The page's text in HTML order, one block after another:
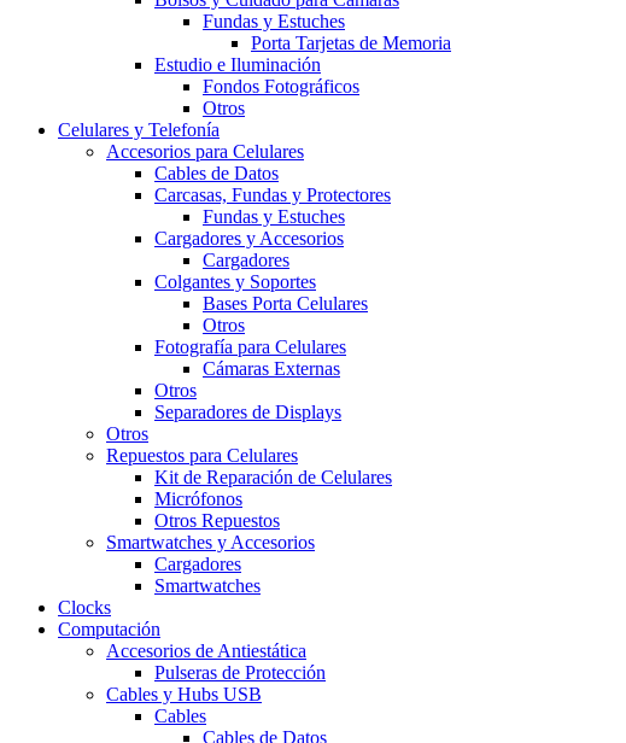
Fundas y Estuches
Porta Tarjetas de Memoria
Estudio e Iluminación
Fondos Fotográficos
Otros
Celulares y Telefonía
Accesorios para Celulares
Cables de Datos
Carcasas, Fundas y Protectores
Fundas y Estuches
Cargadores y Accesorios
Cargadores
Colgantes y Soportes
Bases Porta Celulares
Otros
Fotografía para Celulares
Cámaras Externas
Otros
Separadores de Displays
Otros
Repuestos para Celulares
Kit de Reparación de Celulares
Micrófonos
Otros Repuestos
Smartwatches y Accesorios
Cargadores
Smartwatches
Clocks
Computación
Accesorios de Antiestática
Pulseras de Protección
Cables y Hubs USB
Cables
Cables de Datos